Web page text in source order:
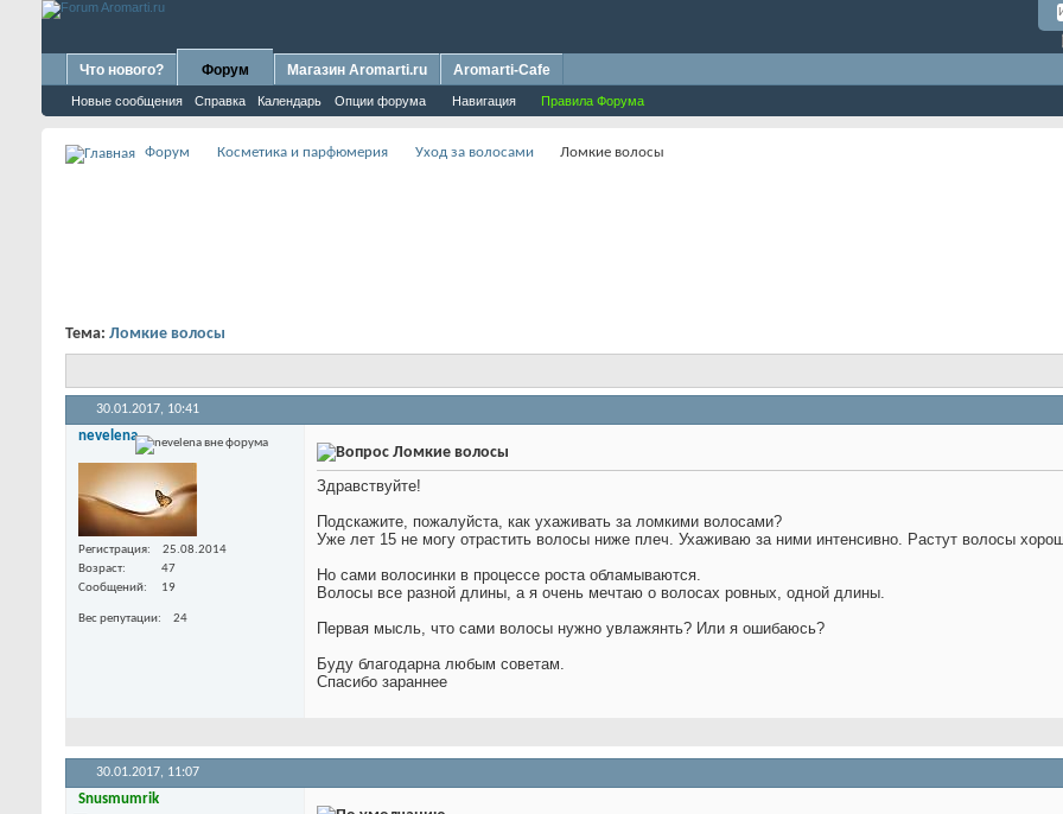
Что нового? Форум
Новые сообщения Справка Календарь Опции форума Навигация Правила Форума
Магазин Aromarti.ru Aromarti-Cafe
Форум Косметика и парфюмерия Уход за волосами Ломкие волосы
Тема: Ломкие волосы
30.01.2017, 10:41
nevelena
Регистрация
25.08.2014
Возраст
47
Сообщений
19
Вес репутации 24
Ломкие волосы
Здравствуйте!
Подскажите, пожалуйста, как ухаживать за ломкими волосами?
Уже лет 15 не могу отрастить волосы ниже плеч. Ухаживаю за ними интенсивно. Растут волосы
Но сами волосинки в процессе роста обламываются.
Волосы все разной длины, а я очень мечтаю о волосах ровных, одной длины.
Первая мысль, что сами волосы нужно увлажянть? Или я ошибаюсь?
Буду благодарна любым советам.
Спасибо зараннее
30.01.2017, 11:07
Snusmumrik